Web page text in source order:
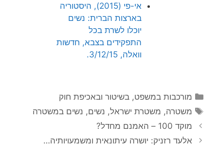
אי-פי (2015), היסטוריה
בארצות הברית: נשים
יוכלו לשרת בכל
התפקידים בצבא, חדשות
וואלה, 3/12/15.
קטגוריות
מורכבות במשפט, בשיטור ובאכיפת חוק
תגיות
משטרה,משטרת ישראל,נשים,נשים במשטרה
מוקד 100 – האמנם מחדל?
אלעד רזניק: יושרה עיתונאית ומשמעויותיה…